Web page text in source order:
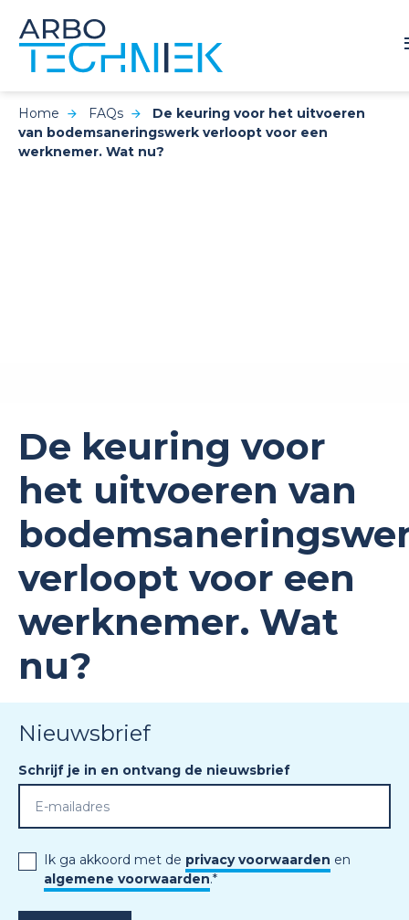
Home FAQs
De keuring voor het uitvoeren
van bodemsaneringswerk verloopt voor een
werknemer. Wat nu?
De keuring voor
het uitvoeren van
verloopt voor een
werknemer. Wat
nu?
Nieuwsbrief
Schrijf je in en ontvang de nieuwsbrief
Ik ga akkoord met de privacy voorwaarden en
algemene voorwaarden.*